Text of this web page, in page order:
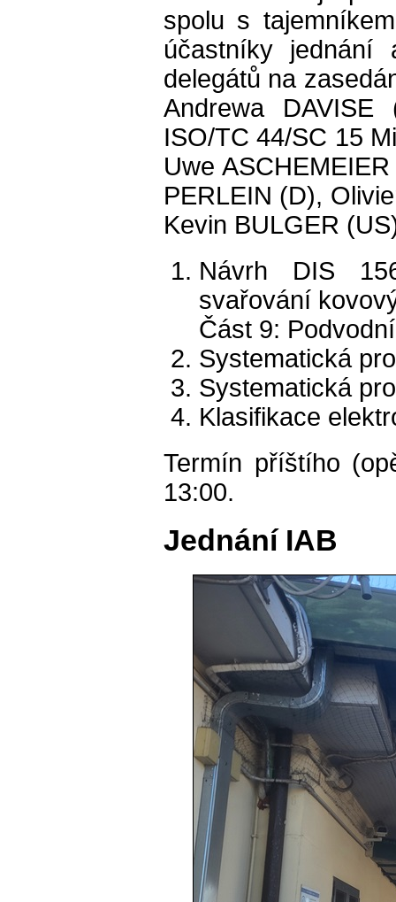
spolu s
účastníky jednání
delegátů na
Andrewa
ISO/TC 44/SC 15
Uwe
PERLEIN (D),
Kevin BULGER
Návrh DIS
svařování
Část 9:
Systematická
Systematická
Klasifikace
Termín příštího
13:00.
Jednání IAB